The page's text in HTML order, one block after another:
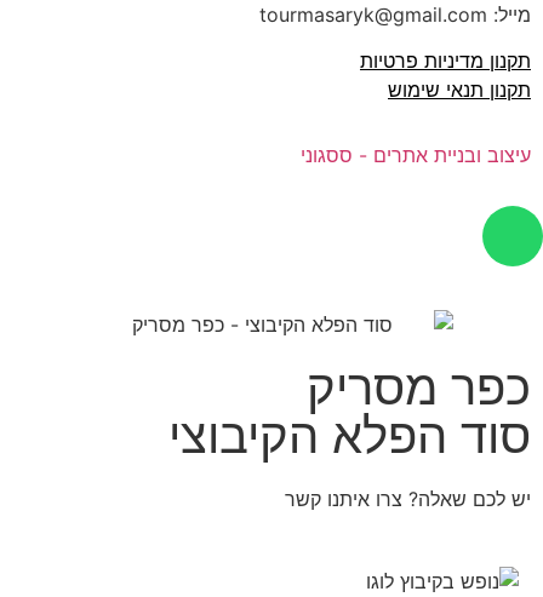
מייל: tourmasaryk@gmail.com
תקנון מדיניות פרטיות
תקנון תנאי שימוש
עיצוב ובניית אתרים - ססגוני
כפר מסריק
סוד הפלא הקיבוצי
יש לכם שאלה? צרו איתנו קשר